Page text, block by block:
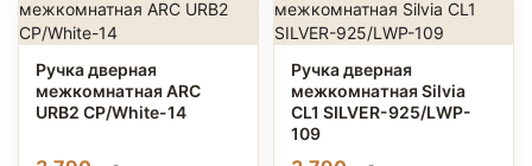
Ручка дверная
межкомнатная ARC
URB2 CP/White-14
Ручка дверная
межкомнатная Silvia
CL1 SILVER-925/LWP-
109